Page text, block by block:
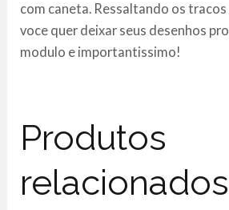
com caneta. Ressaltando os tracos
voce quer deixar seus desenhos
modulo e importantissimo!
Produtos
relacionados